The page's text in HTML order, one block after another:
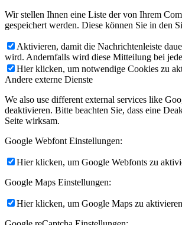
Wir stellen Ihnen eine Liste der von Ihrem
gespeichert werden. Diese können Sie in den
Aktivieren, damit die Nachrichtenleiste
wird. Andernfalls wird diese Mitteilung bei
Hier klicken, um notwendige Cookies zu
Andere externe Dienste
We also use different external services like
deaktivieren. Bitte beachten Sie, dass eine
Seite wirksam.
Google Webfont Einstellungen:
Hier klicken, um Google Webfonts zu
Google Maps Einstellungen:
Hier klicken, um Google Maps zu